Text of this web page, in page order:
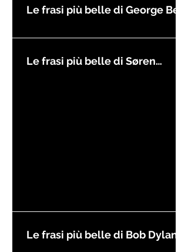
Le frasi più belle di George Best
Le frasi più belle di Søren
Le frasi più belle di Bob Dylan